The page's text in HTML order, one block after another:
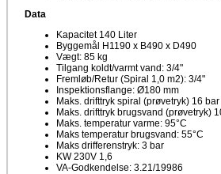
Data
Kapacitet 140 Liter
Byggemål H1190 x B490 x D490
Vægt: 85 kg
Tilgang koldt/varmt vand: 3/4"
Fremløb/Retur (Spiral 1,0 m2): 3/4"
Inspektionsflange: Ø180 mm
Maks. drifttryk spiral (prøvetryk) 16
Maks. drifttryk brugsvand (prøvetryk)
Maks. temperatur varme: 95°C
Maks temperatur brugsvand: 55°C
Maks drifferenstryk: 3 bar
KW 230V 1,6
VA-Godkendelse: 3.21/19986